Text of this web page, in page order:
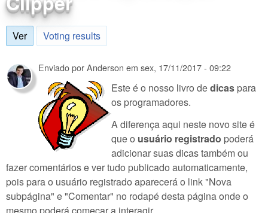
Ver(aba ativa)
Voting results
Enviado porAnderson em sex, 17/11/2017 - 09:22
Este é o nosso livro dedicas para
os programadores.
A diferença aqui neste novo site é
que o usuário registrado poderá
adicionar suas dicas também ou
fazer comentários e ver tudo publicado automaticamente,
pois para o usuário registrado aparecerá o link "Nova
subpágina" e "Comentar" no rodapé desta página onde o
mesmo poderá começar a interagir.